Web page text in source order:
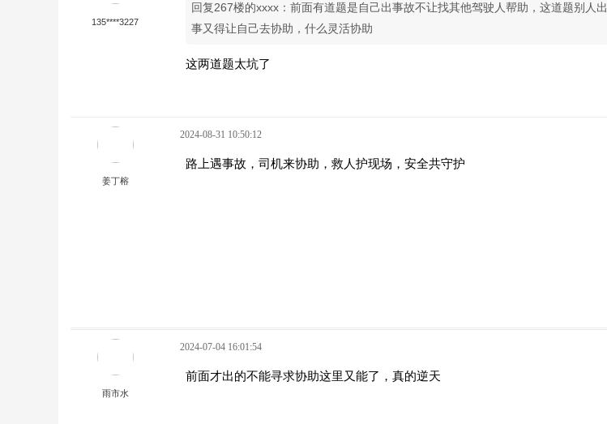
135****3227
回复267楼的xxxx：前面有道题是自己出事故不让找其他驾驶人帮助，这道题别人出
事又得让自己去协助，什么灵活协助
这两道题太坑了
姜丁榕
2024-08-31 10:50:12
路上遇事故，司机来协助，救人护现场，安全共守护
雨市水
2024-07-04 16:01:54
前面才出的不能寻求协助这里又能了，真的逆天